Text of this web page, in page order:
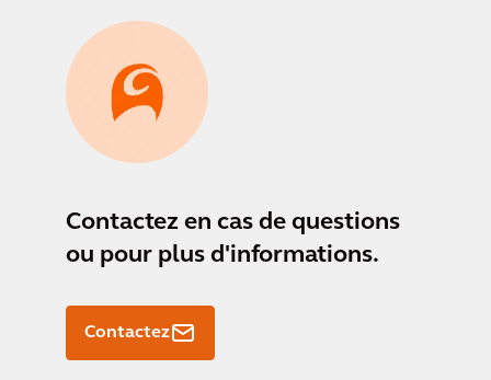
Contactez en cas de questions
ou pour plus d'informations.
Contactez